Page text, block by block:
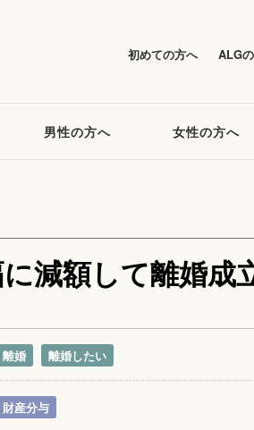
初めての方へ ALG
男性の方へ 女性の方へ
減額して離婚成
離婚 離婚したい
財産分与